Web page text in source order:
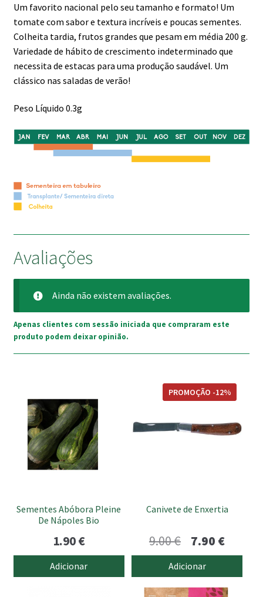
Um favorito nacional pelo seu tamanho e formato! Um
tomate com sabor e textura incríveis e poucas sementes.
Colheita tardia, frutos grandes que pesam em média 200 g.
Variedade de hábito de crescimento indeterminado que
necessita de estacas para uma produção saudável. Um
clássico nas saladas de verão!
Peso Líquido 0.3g
Avaliações
Ainda não existem avaliações.
Apenas clientes com sessão iniciada que compraram este
produto podem deixar opinião.
Sementes Abóbora Pleine
De Nápoles Bio
1.90€
Adicionar
Canivete de Enxertia
PROMOÇÃO -12%
9.00€
preço
original
7.90 €O
preço
atual
Adicionar